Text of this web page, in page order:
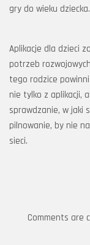
gry do wieku dziecka.
Aplikacje dla dzieci
potrzeb
tego rodzice
nie tylko z aplikacji,
sprawdzanie, w jaki
pilnowanie, by nie
sieci.
Comments are